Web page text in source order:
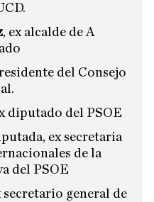
, ex alcalde de A
del Consejo
diputado del PSOE
ex secretaria
de la
del PSOE
secretario general de